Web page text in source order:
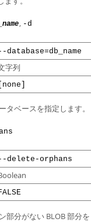
, -d
database=db_name
字列
[none]
タベースを指定します。
delete-orphans
部分がない BLOB 部分